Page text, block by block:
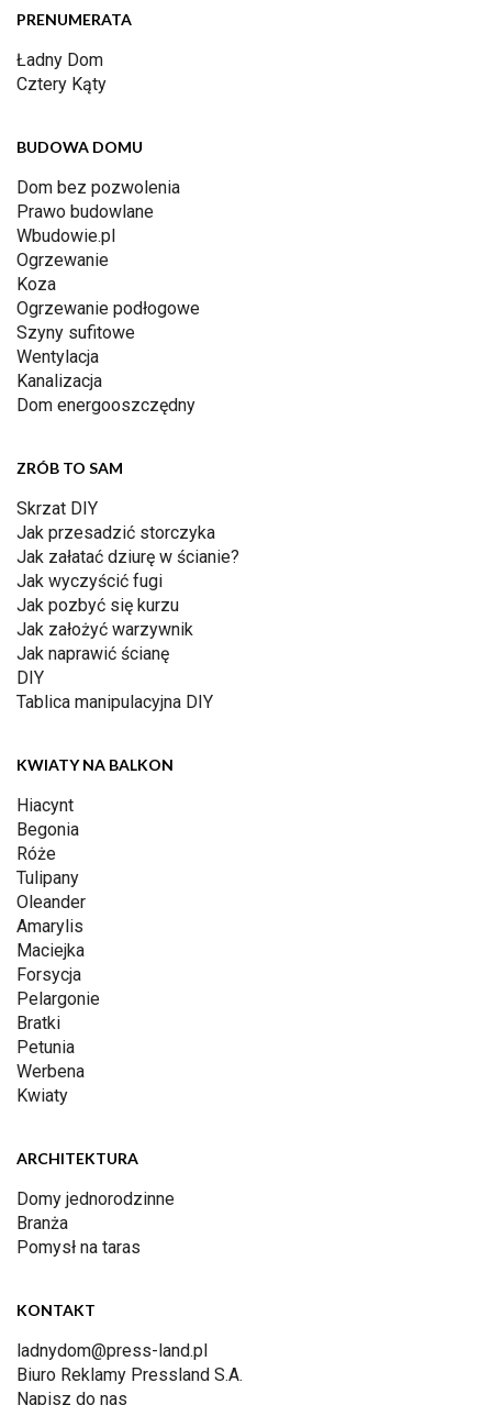
PRENUMERATA
Ładny Dom
Cztery Kąty
BUDOWA DOMU
Dom bez pozwolenia
Prawo budowlane
Wbudowie.pl
Ogrzewanie
Koza
Ogrzewanie podłogowe
Szyny sufitowe
Wentylacja
Kanalizacja
Dom energooszczędny
ZRÓB TO SAM
Skrzat DIY
Jak przesadzić storczyka
Jak załatać dziurę w ścianie?
Jak wyczyścić fugi
Jak pozbyć się kurzu
Jak założyć warzywnik
Jak naprawić ścianę
DIY
Tablica manipulacyjna DIY
KWIATY NA BALKON
Hiacynt
Begonia
Róże
Tulipany
Oleander
Amarylis
Maciejka
Forsycja
Pelargonie
Bratki
Petunia
Werbena
Kwiaty
ARCHITEKTURA
Domy jednorodzinne
Branża
Pomysł na taras
KONTAKT
ladnydom@press-land.pl
Biuro Reklamy Pressland S.A.
Napisz do nas